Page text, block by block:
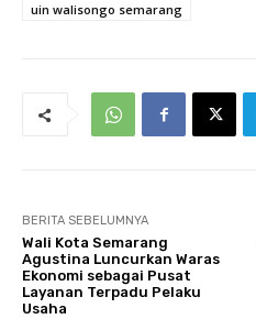
uin walisongo semarang
BERITA SEBELUMNYA
Wali Kota Semarang
Agustina Luncurkan Waras
Ekonomi sebagai Pusat
Layanan Terpadu Pelaku
Usaha